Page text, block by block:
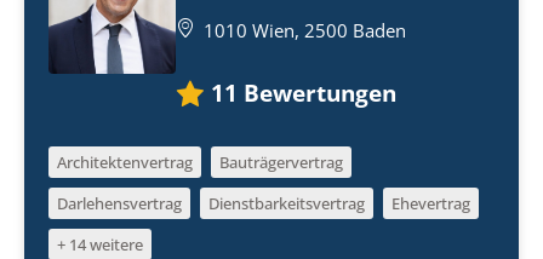
1010 Wien, 2500 Baden
11 Bewertungen
Architektenvertrag
Bauträgervertrag
Darlehensvertrag
Dienstbarkeitsvertrag
Ehevertrag
+ 14 weitere